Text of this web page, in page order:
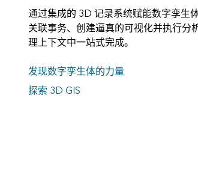
通过集成的 3D 记录系统赋能数字孪生
关联事务、创建逼真的可视化并执行分
理上下文中一站式完成。
发现数字孪生体的力量
探索 3D GIS